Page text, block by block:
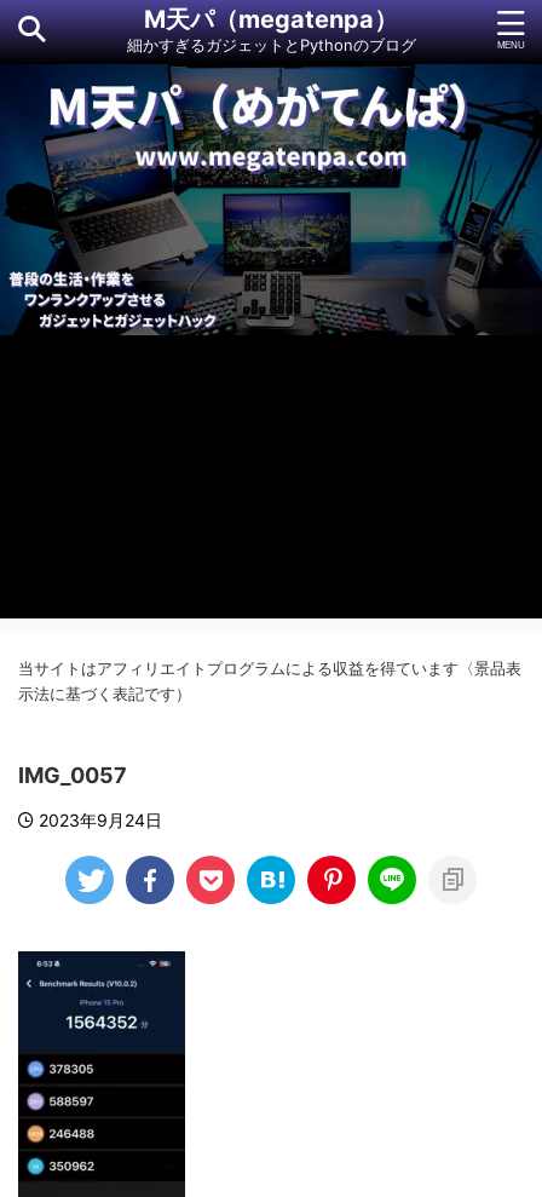
M天パ（megatenpa）
細かすぎるガジェットとPythonのブログ
当サイトはアフィリエイトプログラムによる収益を得ています〈景品表
示法に基づく表記です）
IMG_0057
2023年9月24日